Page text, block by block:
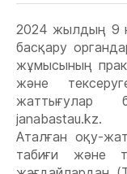
2024 жылдың 9
басқару
жұмысының
және
жаттығулар
janabastau.kz.
Аталған оқу-
табиғи және